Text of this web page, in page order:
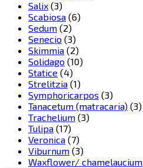
Salix (3)
Scabiosa (6)
Sedum (2)
Senecio (3)
Skimmia (2)
Solidago (10)
Statice (4)
Strelitzia (1)
Symphoricarpos (3)
Tanacetum (matracaria) (3)
Trachelium (3)
Tulipa (17)
Veronica (7)
Viburnum (3)
Waxflower/ chamelaucium